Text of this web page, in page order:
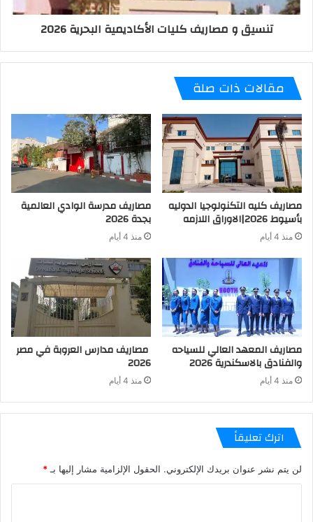
تنسيق و مصاريف كليات الأكاديمية البحرية 2026
مقالات ذات صلة
مصاريف كليه التكنولوجيا الدوليه
بأسيوط 2026|الاوراق اللازمه
منذ 4 أيام
مصاريف مدرسة الوادي العالمية
بجدة 2026
منذ 4 أيام
مصاريف المعهد العالي للسياحه
والفنادق بالاسكندرية 2026
منذ 4 أيام
مصاريف مدارس العروبة في مصر
2026
منذ 4 أيام
اترك تعليقاً
لن يتم نشر عنوان بريدك الإلكتروني. الحقول الإلزامية مشار إليها بـ *